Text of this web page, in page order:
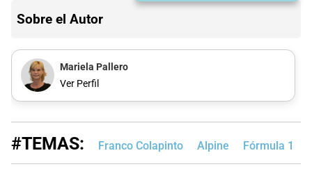
Sobre el Autor
Mariela Pallero
Ver Perfil
#TEMAS: Franco Colapinto Alpine Fórmula 1